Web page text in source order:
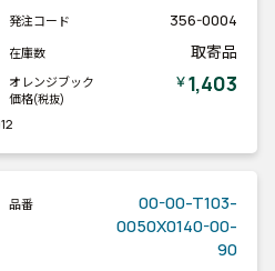
発注コード 356-0004
在庫数 取寄品
オレンジブック
価格(税抜)
￥1,403
12
品番
00-00-T103-
0050X0140-00-
90